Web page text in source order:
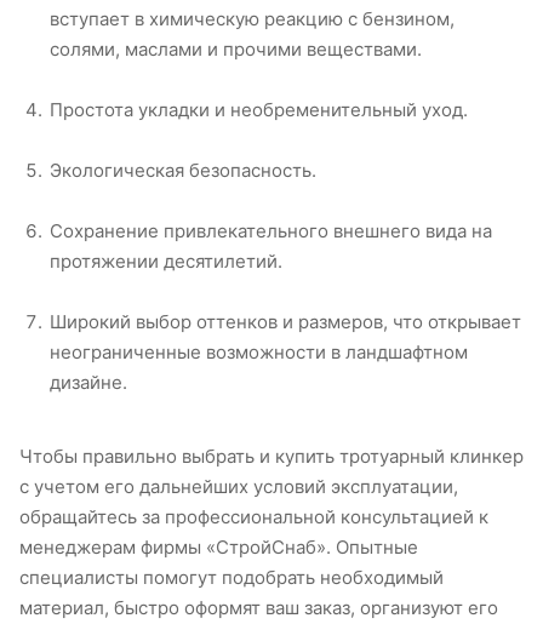
вступает в химическую реакцию с бензином,
солями, маслами и прочими веществами.
Простота укладки и необременительный уход.
Экологическая безопасность.
Сохранение привлекательного внешнего вида на
протяжении десятилетий.
Широкий выбор оттенков и размеров, что открывает
неограниченные возможности в ландшафтном
дизайне.
Чтобы правильно выбрать и купить тротуарный клинкер
с учетом его дальнейших условий эксплуатации,
обращайтесь за профессиональной консультацией к
менеджерам фирмы «СтройСнаб». Опытные
специалисты помогут подобрать необходимый
материал, быстро оформят ваш заказ, организуют его